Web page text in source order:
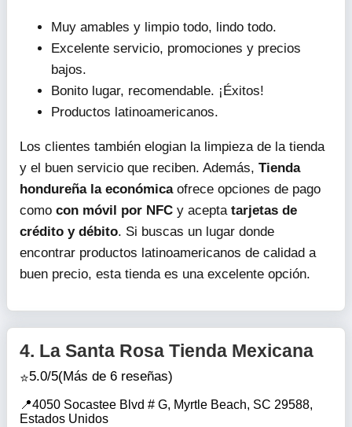
Muy amables y limpio todo, lindo todo.
Excelente servicio, promociones y precios
bajos.
Bonito lugar, recomendable. ¡Éxitos!
Productos latinoamericanos.
Los clientes también elogian la limpieza de la tienda
y el buen servicio que reciben. Además, Tienda
hondureña la económicaofrece opciones de pago
como con móvil por NFC y acepta tarjetas de
crédito y débito. Si buscas un lugar donde
encontrar productos latinoamericanos de calidad a
buen precio, esta tienda es una excelente opción.
4. La Santa Rosa Tienda Mexicana
5.0/5(Más de 6 reseñas)
4050 Socastee Blvd # G, Myrtle Beach, SC 29588,
Estados Unidos